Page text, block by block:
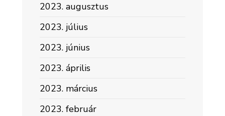
2023. augusztus
2023. július
2023. június
2023. április
2023. március
2023. február